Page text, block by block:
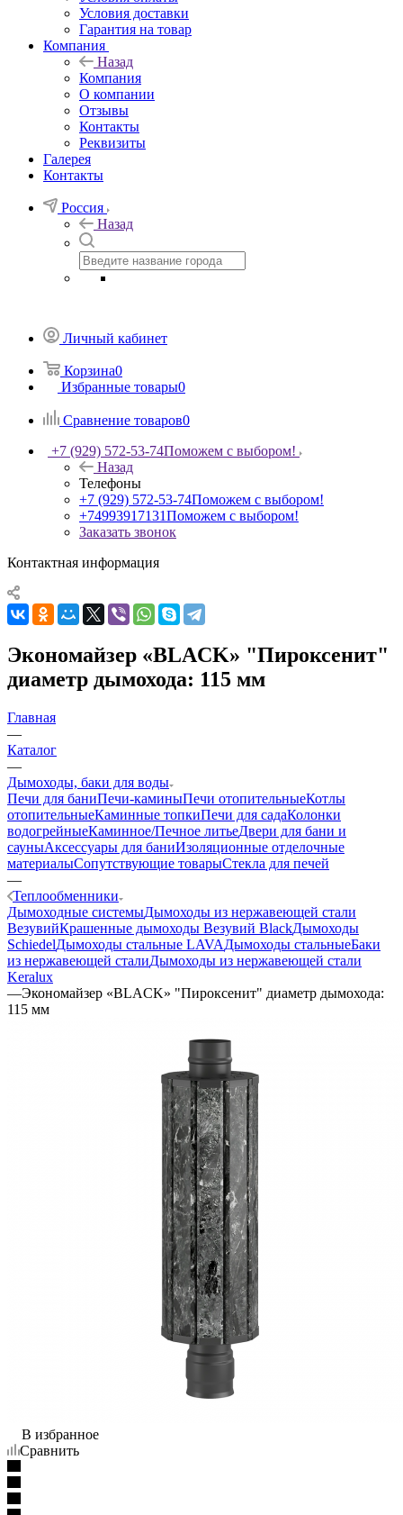
Условия доставки
Гарантия на товар
Компания
Назад
Компания
О компании
Отзывы
Контакты
Реквизиты
Галерея
Контакты
Россия
Назад
Личный кабинет
Корзина0
Избранные товары0
Сравнение товаров0
+7 (929) 572-53-74Поможем с выбором!
Назад
Телефоны
+7 (929) 572-53-74Поможем с выбором!
+74993917131Поможем с выбором!
Заказать звонок
Контактная информация
Экономайзер «BLACK» "Пироксенит"
диаметр дымохода: 115 мм
Главная
—
Каталог
—
Дымоходы, баки для воды
Печи для баниПечи-каминыПечи отопительныеКотлы
отопительныеКаминные топкиПечи для садаКолонки
водогрейныеКаминное/Печное литьеДвери для бани и
сауныАксессуары для баниИзоляционные отделочные
материалыСопутствующие товарыСтекла для печей
—
Теплообменники
Дымоходные системыДымоходы из нержавеющей стали
ВезувийКрашенные дымоходы Везувий BlackДымоходы
SchiedelДымоходы стальные LAVAДымоходы стальныеБаки
из нержавеющей сталиДымоходы из нержавеющей стали
Keralux
—Экономайзер «BLACK» "Пироксенит" диаметр дымохода:
115 мм
В избранное
Сравнить